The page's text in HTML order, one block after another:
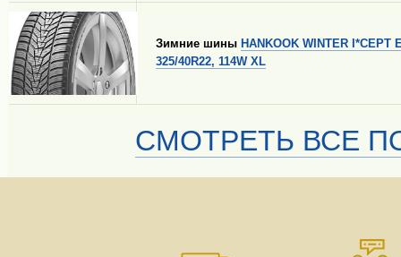
Зимние шины HANKOOK WINTER I*CEPT
325/40R22, 114W XL
СМОТРЕТЬ ВСЕ